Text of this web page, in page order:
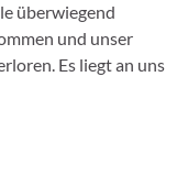
überwiegend
und unser
Es liegt an uns